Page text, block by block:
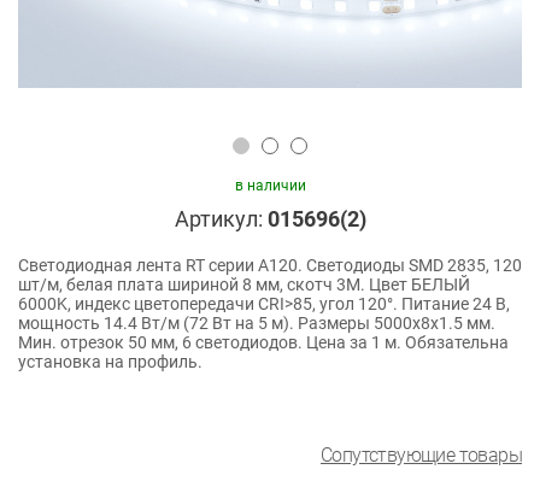
в наличии
Артикул: 015696(2)
Светодиодная лента RT серии A120. Светодиоды SMD 2835, 120
шт/м, белая плата шириной 8 мм, скотч 3M. Цвет БЕЛЫЙ
6000K, индекс цветопередачи CRI>85, угол 120°. Питание 24 В,
мощность 14.4 Вт/м (72 Вт на 5 м). Размеры 5000x8x1.5 мм.
Мин. отрезок 50 мм, 6 светодиодов. Цена за 1 м. Обязательна
установка на профиль.
Сопутствующие товары